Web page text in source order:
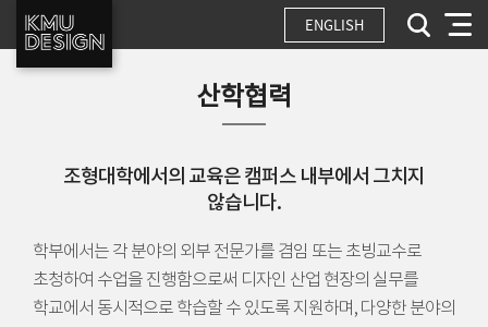
ENGLISH
산학협력
조형대학에서의 교육은 캠퍼스 내부에서 그치지
않습니다.
학부에서는 각 분야의 외부 전문가를 겸임 또는 초빙교수로
초청하여 수업을 진행함으로써 디자인 산업 현장의 실무를
학교에서 동시적으로 학습할 수 있도록 지원하며, 다양한 분야의